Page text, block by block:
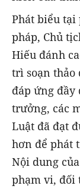
Phát biểu
pháp, Chủ
Hiếu đánh
trì soạn thảo
đáp ứng đầy
trưởng, các
Luật đã đạt
hơn để phát
Nội dung
phạm vi, đối